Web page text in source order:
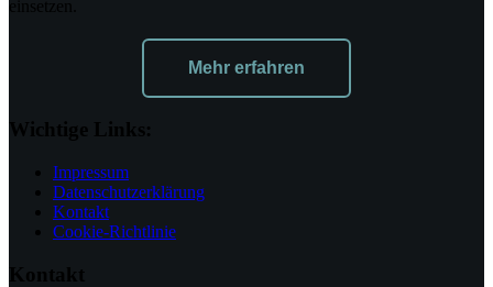
einsetzen.
Mehr erfahren
Wichtige Links:
Impressum
Datenschutzerklärung
Kontakt
Cookie-Richtlinie
Kontakt